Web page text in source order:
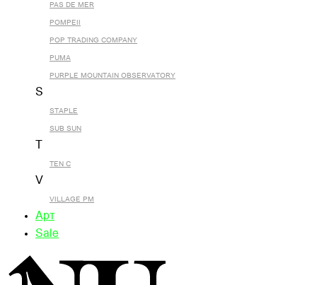
PAS DE MER
POMPEII
POP TRADING COMPANY
PUMA
PURPLE MOUNTAIN OBSERVATORY
S
STAPLE
SUB SUN
TEN C
V
VILLAGE PM
Арт
Sale